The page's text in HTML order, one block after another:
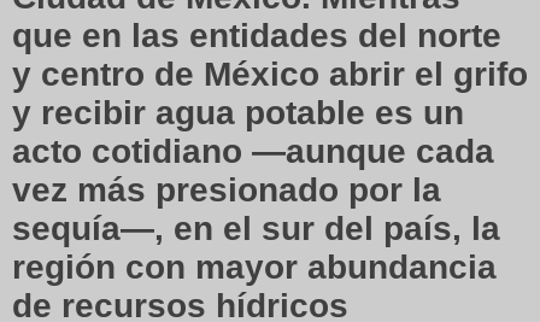
que en las entidades del norte
y centro de México abrir el grifo
y recibir agua potable es un
acto cotidiano —aunque cada
vez más presionado por la
sequía—, en el sur del país, la
región con mayor abundancia
de recursos hídricos